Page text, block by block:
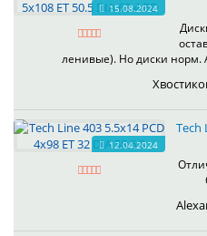
15.08.2024
ленивые). Но диски норм.
12.04.2024
Tech